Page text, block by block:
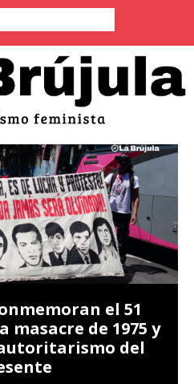
el 51
masacre de 1975 y
del